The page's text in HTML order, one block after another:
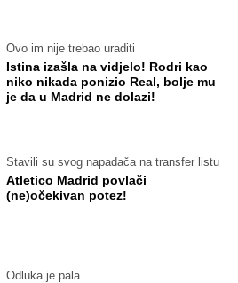
Ovo im nije trebao uraditi
Istina izašla na vidjelo! Rodri kao
niko nikada ponizio Real, bolje mu
je da u Madrid ne dolazi!
Stavili su svog napadača na transfer listu
Atletico Madrid povlači
(ne)očekivan potez!
Odluka je pala